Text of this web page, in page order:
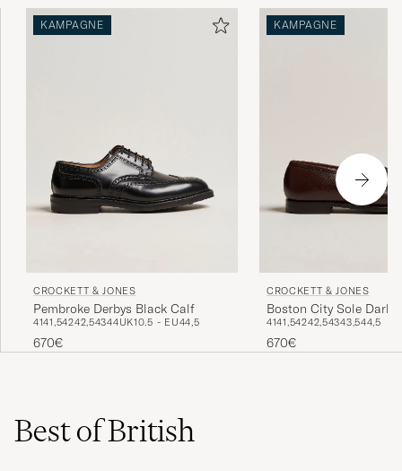
KAMPAGNE
CROCKETT & JONES
Pembroke Derbys Black Calf
4141,54242,54344UK10.5 - EU44,5
670€
KAMPAGNE
CROCKETT & JONES
Boston City Sole Dark
4141,54242,54343,544,5
670€
Best of British